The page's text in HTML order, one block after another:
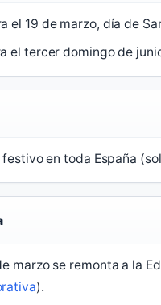
el 19 de marzo, día de
el tercer domingo de
festivo en toda España
marzo se remonta a la
).